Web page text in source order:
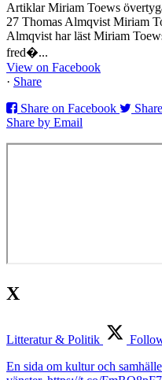
Artiklar Miriam Toews
27 Thomas Almqvist Miriam
Almqvist har läst Miriam
fred�...
View on Facebook
· Share
Share on Facebook
Share by Email
X
Litteratur & Politik
En sida om kultur och